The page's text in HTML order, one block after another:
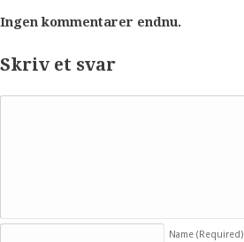
Ingen kommentarer endnu.
Skriv et svar
Name (Required)